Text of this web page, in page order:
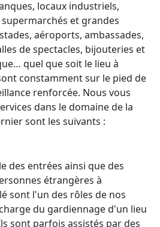
locaux industriels,
et grandes
aéroports, ambassades,
de spectacles, bijouteries et
quel que soit le lieu à
constamment sur le pied de
renforcée. Nous vous
dans le domaine de la
sont les suivants :
des entrées ainsi que des
étrangères à
sont l'un des rôles de nos
du gardiennage d'un lieu
sont parfois assistés par des